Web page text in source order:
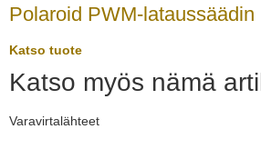
Polaroid PWM-lataussäädin
Katso tuote
Katso myös nämä
Varavirtalähteet